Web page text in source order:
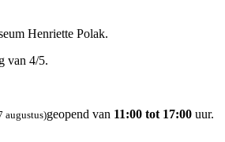
Henriette Polak.
van 4/5.
augustus)geopend van 11:00 tot 17:00 uur.